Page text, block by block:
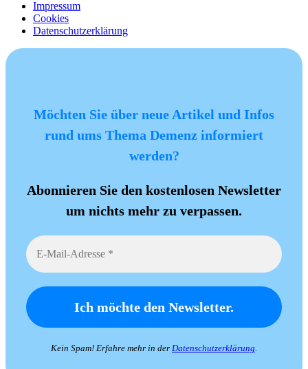
Impressum
Cookies
Datenschutzerklärung
Möchten Sie über neue Artikel und Infos
rund ums Thema Demenz informiert
werden?
Abonnieren Sie den kostenlosen Newsletter
um nichts mehr zu verpassen.
Kein Spam! Erfahre mehr in der Datenschutzerklärung.